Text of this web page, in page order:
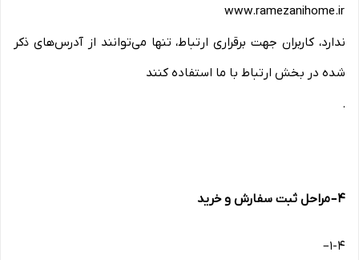
ندارد، کاربران جهت برقراری ارتباط، تنها می‏‌توانند از آدرس‌‏های ذکر
شده در بخش ارتباط با ما استفاده کنند
.
۴–مراحل ثبت سفارش و خرید
1-۴–